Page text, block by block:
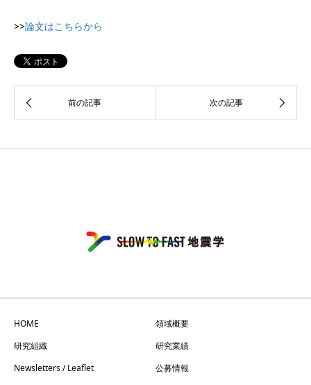
>>論文はこちらから
HOME
領域概要
研究組織
研究業績
Newsletters / Leaflet
公募情報